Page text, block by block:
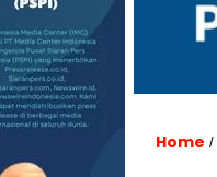
Home /